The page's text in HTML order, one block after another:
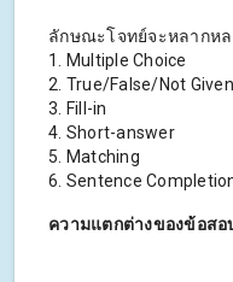
ลักษณะโจทย์จะหลากห
1. Multiple Choice
2. True/False/Not
3. Fill-in
4. Short-answer
5. Matching
6. Sentence
ความแตกต่างของข้อสอ